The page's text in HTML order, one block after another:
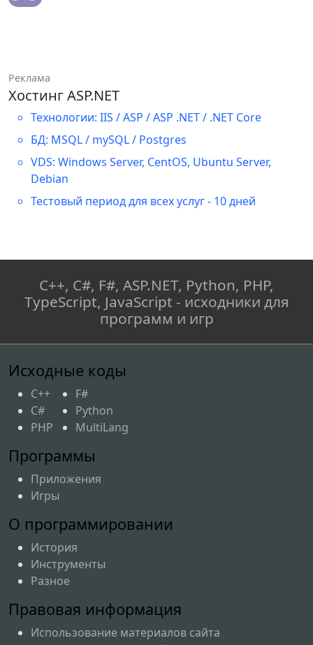
# Запуск сервера разработки в
    app
.run (HOST, PORT , True)
Реклама
Хостинг ASP.NET
Технологии: IIS / ASP / ASP .NET / .NET Core
БД: MSQL / mySQL / Postgres
VDS: Windows Server, CentOS, Ubuntu Server,
Debian
Тестовый период для всех услуг - 10 дней
C++, C#, F#, ASP.NET, Python, PHP,
TypeScript, JavaScript - исходники для
программ и игр
Исходные коды
C++
C#
PHP
F#
Python
MultiLang
Программы
Приложения
Игры
О программировании
История
Инструменты
Разное
Правовая информация
Использование материалов сайта